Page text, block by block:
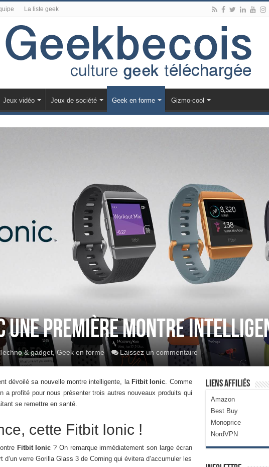
La liste geek
Jeux vidéo Jeux de société Geek en forme Gizmo-cool
première montre
& gadget,Geek en forme Laissez un commentaire
dévoilé sa nouvelle montre intelligente, la Fitbit Ionic. Comme
a profité pour nous présenter trois autres nouveaux produits qui
se remettre en santé.
cette Fitbit Ionic !
Fitbit Ionic ? On remarque immédiatement son large écran
verre Gorilla Glass 3 de Corning qui évitera d’accumuler les
Liens Affiliés
Amazon
Best Buy
Monoprice
NordVPN